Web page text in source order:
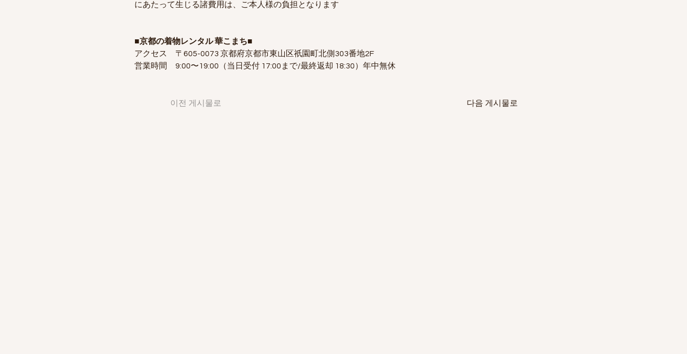
にあたって生じる諸費用は、ご本人様の負担となります
■京都の着物レンタル 華こまち■
アクセス　〒605-0073 京都府京都市東山区祇園町北側303番地2F
営業時間　9:00〜19:00（当日受付 17:00まで/最終返却 18:30）年中無休
이전 게시물로 다음 게시물로